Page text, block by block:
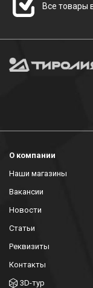
Все товары
О компании
Наши магазины
Вакансии
Новости
Статьи
Реквизиты
Контакты
3D-тур